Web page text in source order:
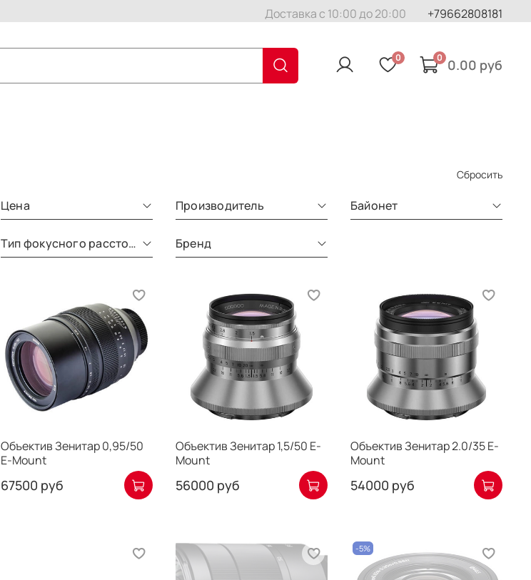
Доставка с 10:00 до 20:00 +79662808181
0 0 0.00 руб
Сбросить
Цена Производитель Байонет
Тип фокусного расстояния Бренд
Объектив Зенитар 0,95/50
Е-Mount
67500 руб
Объектив Зенитар 1,5/50 E-
Mount
56000 руб
Объектив Зенитар 2.0/35 E-
Mount
54000 руб
-5%